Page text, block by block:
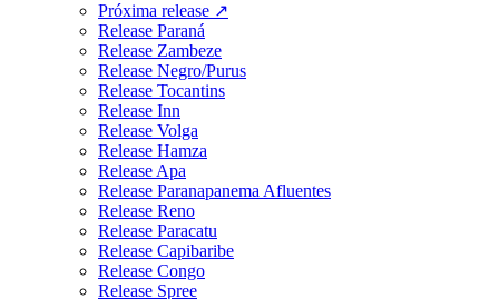
Próxima release ↗
Release Paraná
Release Zambeze
Release Negro/Purus
Release Tocantins
Release Inn
Release Volga
Release Hamza
Release Apa
Release Paranapanema Afluentes
Release Reno
Release Paracatu
Release Capibaribe
Release Congo
Release Spree